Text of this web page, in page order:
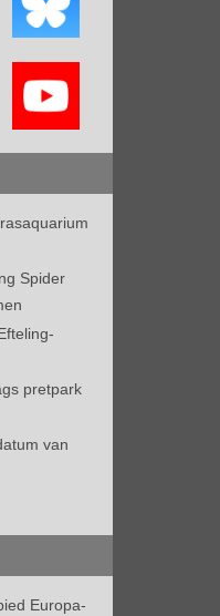
Spider
pretpark
van
Europa-